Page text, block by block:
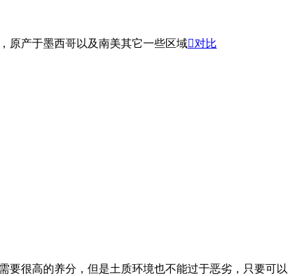
原产于墨西哥以及南美其它一些区域对比
要很高的养分，但是土质环境也不能过于恶劣，只要可以